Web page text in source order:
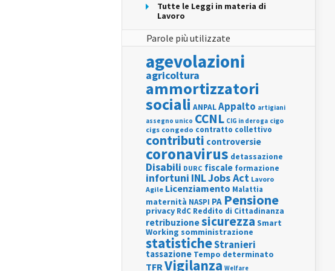
Tutte le Leggi in materia di
Lavoro
Parole più utilizzate
agevolazioni
agricoltura
ammortizzatori
sociali ANPALAppalto artigiani
assegno unico CCNL CIG in deroga cigo
cigs congedo contratto collettivo
contributi controversie
coronavirus detassazione
Disabili DURC fiscale formazione
infortuni INLJobs Act Lavoro
Agile Licenziamento Malattia
maternità NASPI PA Pensione
privacy RdC Reddito di Cittadinanza
retribuzionesicurezza Smart
Working somministrazione
statisticheStranieri
tassazione Tempo determinato
TFRVigilanza Welfare